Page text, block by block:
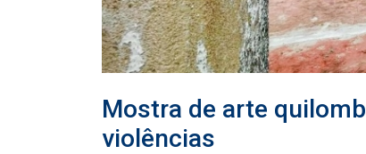
Mostra de arte
violências